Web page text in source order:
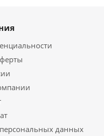
данных